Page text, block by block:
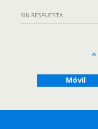
SIN RESPUESTA
Móvil